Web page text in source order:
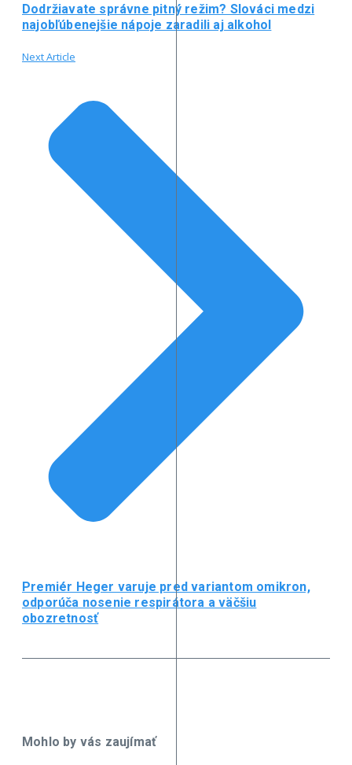
Dodržiavate správne pitný režim? Slováci medzi
najobľúbenejšie nápoje zaradili aj alkohol
Next Article
Premiér Heger varuje pred variantom omikron,
odporúča nosenie respirátora a väčšiu
obozretnosť
Mohlo by vás zaujímať